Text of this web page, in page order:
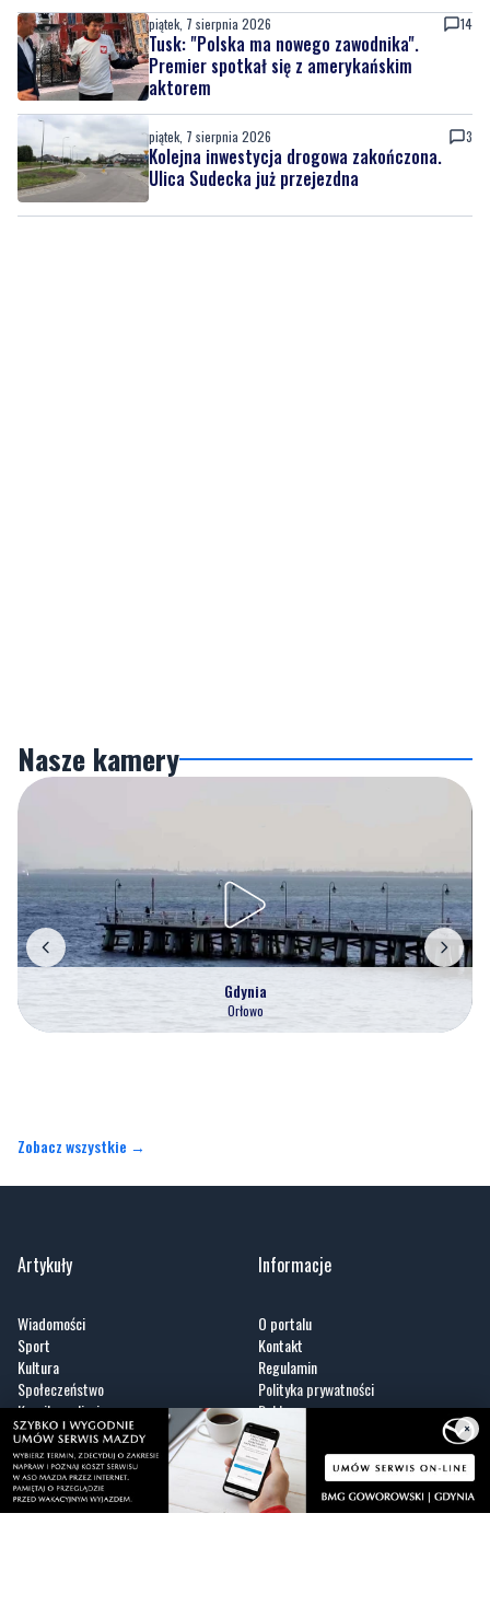
piątek, 7 sierpnia 2026 14
Tusk: "Polska ma nowego zawodnika".
Premier spotkał się z amerykańskim
aktorem
piątek, 7 sierpnia 2026 3
Kolejna inwestycja drogowa zakończona.
Ulica Sudecka już przejezdna
Nasze kamery
Gdynia
Orłowo
Zobacz wszystkie →
Artykuły
Wiadomości
Sport
Kultura
Społeczeństwo
Kronika policyjna
Informacje
O portalu
Kontakt
Regulamin
Polityka prywatności
Reklama
Zobacz
Fotogalerie
×